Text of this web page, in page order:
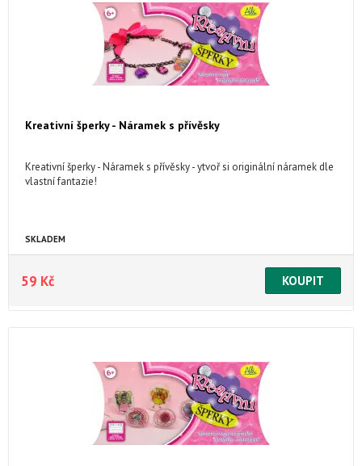
Kreativní šperky - Náramek s přívěsky
Kreativní šperky - Náramek s přívěsky - ytvoř si originální náramek dle
vlastní fantazie!
SKLADEM
59 Kč